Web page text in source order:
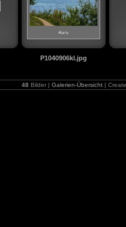
P1040906kl.jpg
48 Bilder | Galerien-Übersicht |